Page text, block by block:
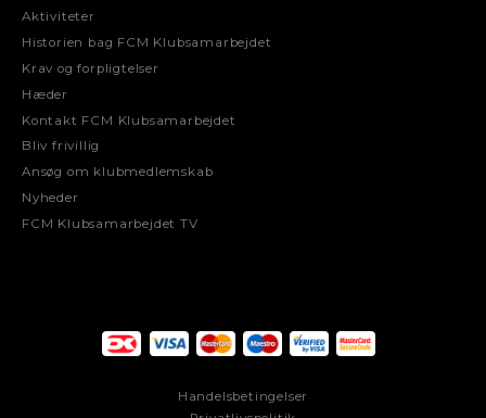
Aktiviteter
Historien bag FCM Klubsamarbejdet
Krav og forpligtelser
Hæder
Kontakt FCM Klubsamarbejdet
Bliv frivillig
Ansøg om klubmedlemskab
Nyheder
FCM Klubsamarbejdet TV
Handelsbetingelser